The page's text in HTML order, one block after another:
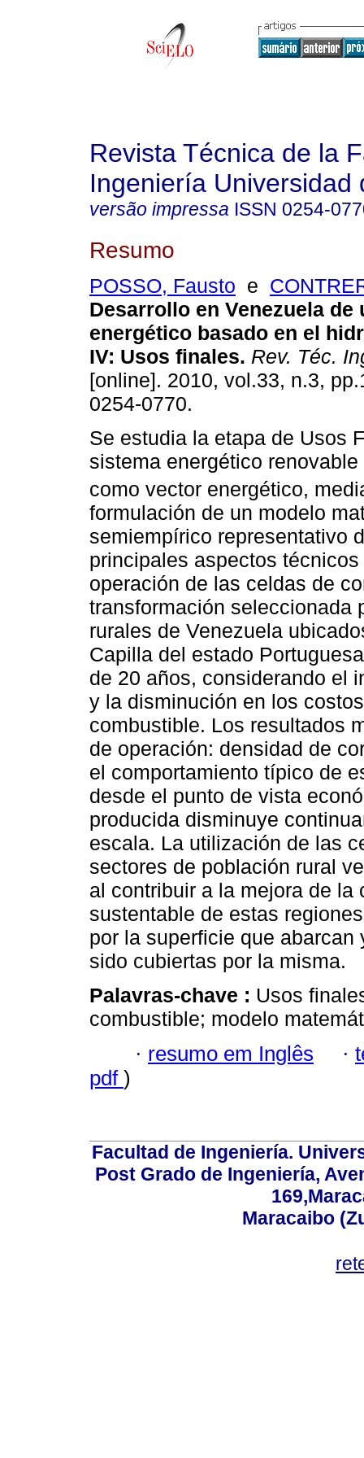
Revista Técnica de la
Ingeniería Universidad
versão impressa ISSN 0254-
Resumo
POSSO, Fausto e
Desarrollo en Venezuela de
energético basado en el
IV: Usos finales. Rev. Téc.
[online]. 2010, vol.33, n.3,
0254-0770.
Se estudia la etapa de Usos
sistema energético
como vector energético,
formulación de un modelo
semiempírico representativo
principales aspectos
operación de las celdas de
transformación seleccionada
rurales de Venezuela
Capilla del estado
de 20 años, considerando el
y la disminución en los
combustible. Los resultados
de operación: densidad de
el comportamiento típico de
desde el punto de vista
producida disminuye
escala. La utilización de las
sectores de población rural
al contribuir a la mejora de
sustentable de estas
por la superficie que
sido cubiertas por la misma.
Palavras-chave : Usos
combustible; modelo
· resumo em Inglês ·
pdf )
Facultad de Ingeniería.
Post Grado de Ingeniería,
Maracaibo